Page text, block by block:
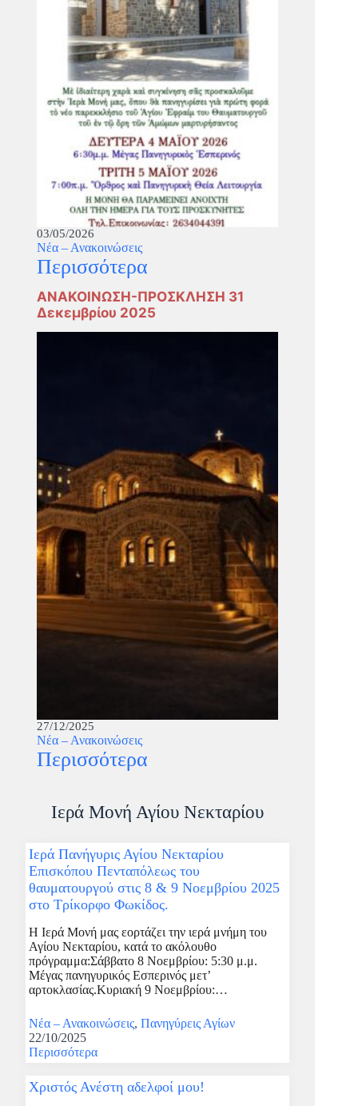
03/05/2026
Νέα – Ανακοινώσεις
Περισσότερα
ΑΝΑΚΟΙΝΩΣΗ-ΠΡΟΣΚΛΗΣΗ 31
Δεκεμβρίου 2025
27/12/2025
Νέα – Ανακοινώσεις
Περισσότερα
Ιερά Μονή Αγίου Νεκταρίου
Ιερά Πανήγυρις Αγίου Νεκταρίου
Επισκόπου Πενταπόλεως του
θαυματουργού στις 8 & 9 Νοεμβρίου 2025
στο Τρίκορφο Φωκίδος.
Η Ιερά Μονή μας εορτάζει την ιερά μνήμη του
Αγίου Νεκταρίου, κατά το ακόλουθο
πρόγραμμα:Σάββατο 8 Νοεμβρίου: 5:30 μ.μ.
Μέγας πανηγυρικός Εσπερινός μετ’
αρτοκλασίας.Κυριακή 9 Νοεμβρίου:…
Νέα – Ανακοινώσεις, Πανηγύρεις Αγίων
22/10/2025
Περισσότερα
Χριστός Ανέστη αδελφοί μου!